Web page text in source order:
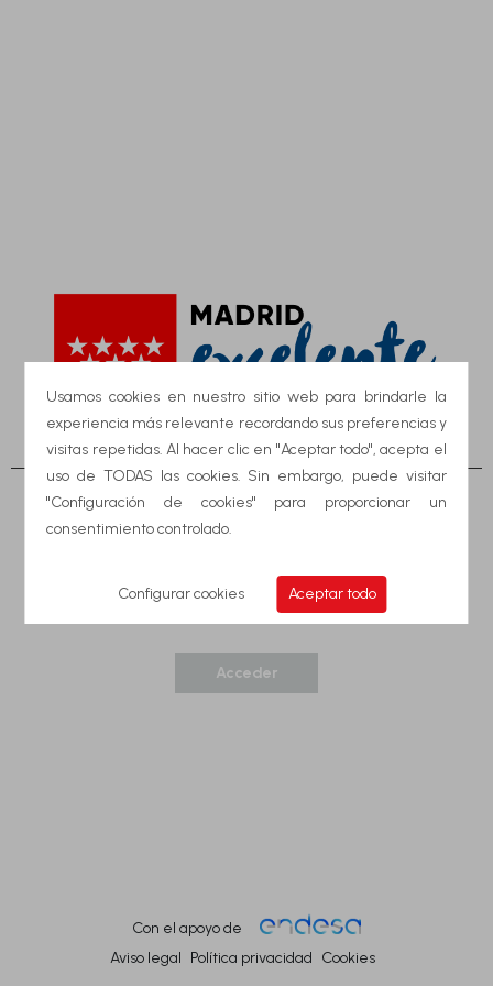
Iniciar Sesión
Correo electrónico *
Recuperar contraseña
Acceder
Con el apoyo de
Aviso legal Política privacidad Cookies
Usamos cookies en nuestro sitio web para brindarle la
experiencia más relevante recordando sus preferencias y
visitas repetidas. Al hacer clic en "Aceptar todo", acepta el
uso de TODAS las cookies. Sin embargo, puede visitar
"Configuración de cookies" para proporcionar un
consentimiento controlado.
Configurar cookies Aceptar todo